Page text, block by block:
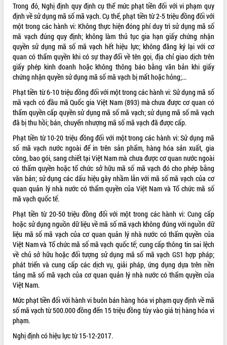
VIDEO
Khám bệnh, cấp phát thuốc miễn phí
và tặng quà người dân xã Cư Pui
Hội nghị UBND tỉnh Đắk Lắk thường kỳ
tháng 7/2026
Lễ truy tặng danh hiệu “Bà Mẹ Việt
Nam Anh hùng” và trao Huân chương
Lao động
UBND tỉnh Đắk Lắk triển khai nhiệm
Kỳ họp thứ Hai, Hội đồng nhân dân
tỉnh khóa XI quyết nghị nhiều nội dung
quan trọng
Bí thư Tỉnh ủy Lương Nguyễn Minh
ALBUM ẢNH
Trong đó, Nghị định quy định cụ thể mức phạt tiền đối với vi phạm quy
định về sử dụng mã số mã vạch. Cụ thể, phạt tiền từ 2-5 triệu đồng đối với
một trong các hành vi: Không thực hiện đóng phí duy trì sử dụng mã số
mã vạch đúng quy định; không làm thủ tục gia hạn giấy chứng nhận
quyền sử dụng mã số mã vạch hết hiệu lực; không đăng ký lại với cơ
quan có thẩm quyền khi có sự thay đổi về tên gọi, địa chỉ giao dịch trên
giấy phép kinh doanh hoặc không thông báo bằng văn bản khi giấy
chứng nhận quyền sử dụng mã số mã vạch bị mất hoặc hỏng;...
Phạt tiền từ 6-10 triệu đồng đối với một trong các hành vi: Sử dụng mã số
mã vạch có đầu mã Quốc gia Việt Nam (893) mà chưa được cơ quan có
thẩm quyền cấp quyền sử dụng mã số mã vạch; sử dụng mã số mã vạch
đã bị thu hồi; bán, chuyển nhượng mã số mã vạch đã được cấp.
Phạt tiền từ 10-20 triệu đồng đối với một trong các hành vi: Sử dụng mã
số mã vạch nước ngoài để in trên sản phẩm, hàng hóa sản xuất, gia
công, bao gói, sang chiết tại Việt Nam mà chưa được cơ quan nước ngoài
có thẩm quyền hoặc tổ chức sở hữu mã số mã vạch đó cho phép bằng
văn bản; sử dụng các dấu hiệu gây nhầm lẫn với mã số mã vạch của cơ
quan quản lý nhà nước có thẩm quyền của Việt Nam và Tổ chức mã số
mã vạch quốc tế.
Phạt tiền từ 20-50 triệu đồng đối với một trong các hành vi: Cung cấp
hoặc sử dụng nguồn dữ liệu về mã số mã vạch không đúng với nguồn dữ
liệu mã số mã vạch của cơ quan quản lý nhà nước có thẩm quyền của
Việt Nam và Tổ chức mã số mã vạch quốc tế; cung cấp thông tin sai lệch
về chủ sở hữu hoặc đối tượng sử dụng mã số mã vạch GS1 hợp pháp;
phát triển và cung cấp các dịch vụ, giải pháp, ứng dụng dựa trên nền
tảng mã số mã vạch của cơ quan quản lý nhà nước có thẩm quyền của
Việt Nam.
Mức phạt tiền đối với hành vi buôn bán hàng hóa vi phạm quy định về mã
số mã vạch từ 500.000 đồng đến 15 triệu đồng tùy vào giá trị hàng hóa vi
phạm.
Nghị định có hiệu lực từ 15-12-2017.